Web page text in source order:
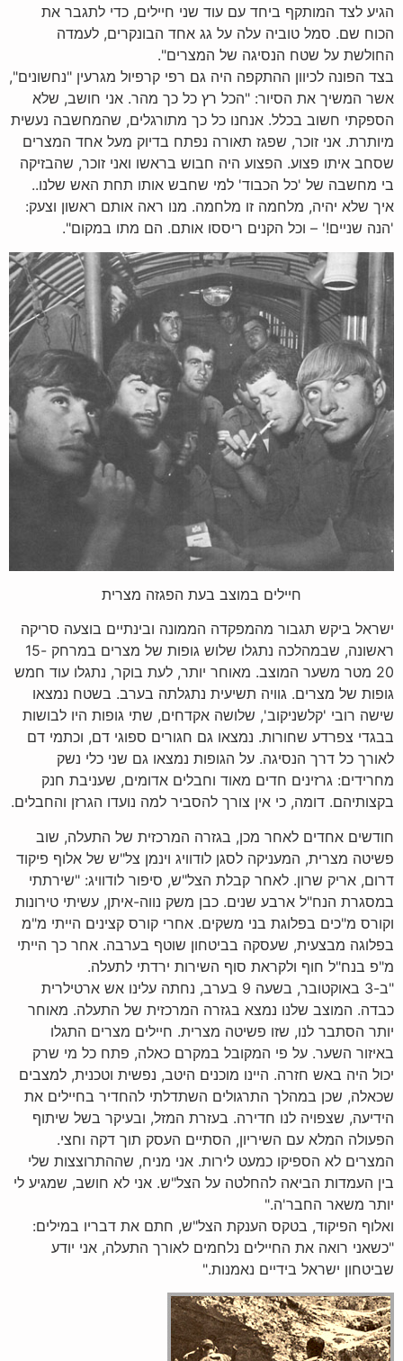
הגיע לצד המותקף ביחד עם עוד שני חיילים, כדי לתגבר את
הכוח שם. סמל טוביה עלה על גג אחד הבונקרים, לעמדה
החולשת על שטח הנסיגה של המצרים".
בצד הפונה לכיוון ההתקפה היה גם רפי קרפיול מגרעין "נחשונים",
אשר המשיך את הסיור: "הכל רץ כל כך מהר. אני חושב, שלא
הספקתי חשוב בכלל. אנחנו כל כך מתורגלים, שהמחשבה נעשית
מיותרת. אני זוכר, שפגז תאורה נפתח בדיוק מעל אחד המצרים
שסחב איתו פצוע. הפצוע היה חבוש בראשו ואני זוכר, שהבזיקה
בי מחשבה של 'כל הכבוד' למי שחבש אותו תחת האש שלנו..
איך שלא יהיה, מלחמה זו מלחמה. מנו ראה אותם ראשון וצעק:
'הנה שניים!' – וכל הקנים ריססו אותם. הם מתו במקום".
חיילים במוצב בעת הפגזה מצרית
ישראל ביקש תגבור מהמפקדה הממונה ובינתיים בוצעה סריקה
ראשונה, שבמהלכה נתגלו שלוש גופות של מצרים במרחק 15-
20 מטר משער המוצב. מאוחר יותר, לעת בוקר, נתגלו עוד חמש
גופות של מצרים. גוויה תשיעית נתגלתה בערב. בשטח נמצאו
שישה רובי 'קלשניקוב', שלושה אקדחים, שתי גופות היו לבושות
בבגדי צפרדע שחורות. נמצאו גם חגורים ספוגי דם, וכתמי דם
לאורך כל דרך הנסיגה. על הגופות נמצאו גם שני כלי נשק
מחרידים: גרזינים חדים מאוד וחבלים אדומים, שעניבת חנק
בקצותיהם. דומה, כי אין צורך להסביר למה נועדו הגרזן והחבלים.
חודשים אחדים לאחר מכן, בגזרה המרכזית של התעלה, שוב
פשיטה מצרית, המעניקה לסגן לודוויג וינמן צל"ש של אלוף פיקוד
דרום, אריק שרון. לאחר קבלת הצל"ש, סיפור לודוויג: "שירתתי
במסגרת הנח"ל ארבע שנים. כבן משק נווה-איתן, עשיתי טירונות
וקורס מ"כים בפלוגת בני משקים. אחרי קורס קצינים הייתי מ"מ
בפלוגה מבצעית, שעסקה בביטחון שוטף בערבה. אחר כך הייתי
מ"פ בנח"ל חוף ולקראת סוף השירות ירדתי לתעלה.
"ב-3 באוקטובר, בשעה 9 בערב, נחתה עלינו אש ארטילרית
כבדה. המוצב שלנו נמצא בגזרה המרכזית של התעלה. מאוחר
יותר הסתבר לנו, שזו פשיטה מצרית. חיילים מצרים התגלו
באיזור השער. על פי המקובל במקרם כאלה, פתח כל מי שרק
יכול היה באש חזרה. היינו מוכנים היטב, נפשית וטכנית, למצבים
שכאלה, שכן במהלך התרגולים השתדלתי להחדיר בחיילים את
הידיעה, שצפויה לנו חדירה. בעזרת המזל, ובעיקר בשל שיתוף
הפעולה המלא עם השיריון, הסתיים העסק תוך דקה וחצי.
המצרים לא הספיקו כמעט לירות. אני מניח, שההתרוצצות שלי
בין העמדות הביאה להחלטה על הצל"ש. אני לא חושב, שמגיע לי
יותר משאר החבר'ה."
ואלוף הפיקוד, בטקס הענקת הצל"ש, חתם את דבריו במילים:
"כשאני רואה את החיילים נלחמים לאורך התעלה, אני יודע
שביטחון ישראל בידיים נאמנות."